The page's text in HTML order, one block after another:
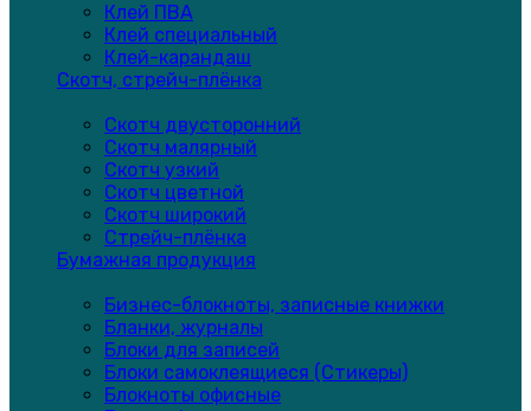
Клей ПВА
Клей специальный
Клей-карандаш
Скотч, стрейч-плёнка
Скотч двусторонний
Скотч малярный
Скотч узкий
Скотч цветной
Скотч широкий
Стрейч-плёнка
Бумажная продукция
Бизнес-блокноты, записные книжки
Бланки, журналы
Блоки для записей
Блоки самоклеящиеся (Стикеры)
Блокноты офисные